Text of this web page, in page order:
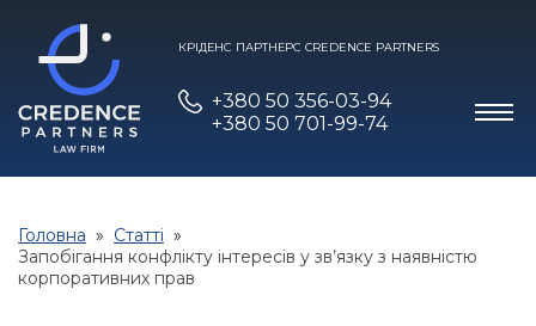
КРІДЕНС ПАРТНЕРС CREDENCE PARTNERS
+380 50 356-03-94
+380 50 701-99-74
Головна
Статті
Запобігання конфлікту інтересів у зв’язку з наявністю
корпоративних прав